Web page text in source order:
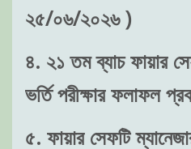
২৫/০৬/২০২৬ )
৪. ২১ তম ব্যাচ ফায়ার
ভর্তি পরীক্ষার ফলাফল
৫. ফায়ার সেফটি